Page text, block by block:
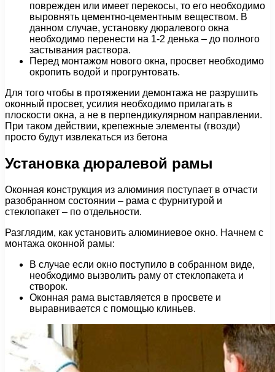
поврежден или имеет перекосы, то его необходимо
выровнять цементно-цементным веществом. В
данном случае, установку дюралевого окна
необходимо перенести на 1-2 денька – до полного
застывания раствора.
Перед монтажом нового окна, просвет необходимо
окропить водой и прогрунтовать.
Для того чтобы в протяжении демонтажа не разрушить
оконный просвет, усилия необходимо прилагать в
плоскости окна, а не в перпендикулярном направлении.
При таком действии, крепежные элементы (гвозди)
просто будут извлекаться из бетона
Установка дюралевой рамы
Оконная конструкция из алюминия поступает в отчасти
разобранном состоянии – рама с фурнитурой и
стеклопакет – по отдельности.
Разглядим, как установить алюминиевое окно. Начнем с
монтажа оконной рамы:
В случае если окно поступило в собранном виде,
необходимо вызволить раму от стеклопакета и
створок.
Оконная рама выставляется в просвете и
выравнивается с помощью клиньев.